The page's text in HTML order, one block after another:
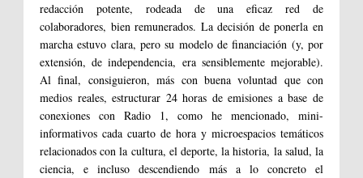
redacción potente, rodeada de una eficaz red de
colaboradores, bien remunerados. La decisión de ponerla en
marcha estuvo clara, pero su modelo de financiación (y, por
extensión, de independencia, era sensiblemente mejorable).
Al final, consiguieron, más con buena voluntad que con
medios reales, estructurar 24 horas de emisiones a base de
conexiones con Radio 1, como he mencionado, mini-
informativos cada cuarto de hora y microespacios temáticos
relacionados con la cultura, el deporte, la historia, la salud, la
ciencia, e incluso descendiendo más a lo concreto el